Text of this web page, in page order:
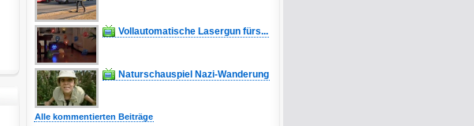
Vollautomatische Lasergun fürs...
Naturschauspiel Nazi-Wanderung
Alle kommentierten Beiträge